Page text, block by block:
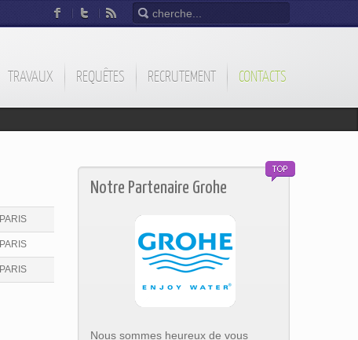
TRAVAUX REQUÊTES RECRUTEMENT CONTACTS
PARIS
PARIS
PARIS
Notre Partenaire Grohe
Nous sommes heureux de vous